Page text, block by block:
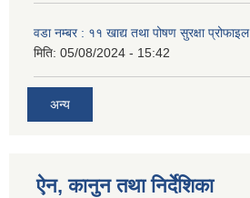
वडा नम्बर : ११ खाद्य तथा पोषण सुरक्षा प्रोफाइल
मिति: 05/08/2024 - 15:42
अन्य
ऐन, कानुन तथा निर्देशिका